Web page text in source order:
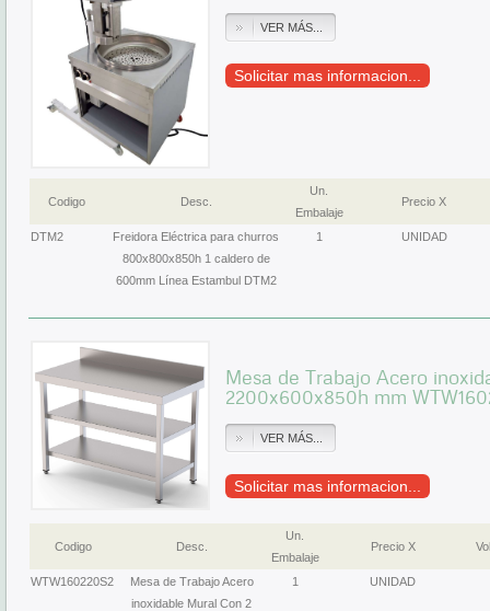
VER MÁS...
Solicitar mas informacion...
Codigo Desc.
Un.
Embalaje
Precio X
DTM2
Freidora Eléctrica para churros
800x800x850h 1 caldero de
600mm Línea Estambul DTM2
1 UNIDAD
Mesa de Trabajo Acero
2200x600x850h mm
VER MÁS...
Solicitar mas informacion...
Codigo Desc.
Un.
Embalaje
Precio X
WTW160220S2
Mesa de Trabajo Acero
inoxidable Mural Con 2
1 UNIDAD